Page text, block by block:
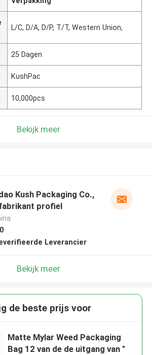
L/C, D/A, D/P, T/T, Western Union,
25 Dagen
KushPac
10,000pcs
Bekijk meer
Kush Packaging Co.,
profiel
Leverancier
Bekijk meer
de beste prijs voor
Matte Mylar Weed Packaging
Bag 12 van de de uitgang van "